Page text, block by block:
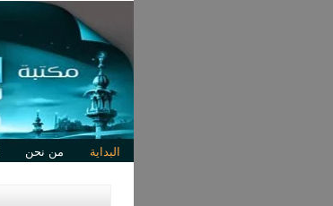
البداية من نحن